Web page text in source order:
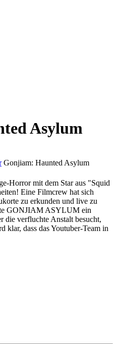
Asylum
Gonjiam: Haunted Asylum
Horror mit dem Star aus "Squid
Eine Filmcrew hat sich
zu erkunden und live zu
GONJIAM ASYLUM ein
die verfluchte Anstalt besucht,
klar, dass das Youtuber-Team in